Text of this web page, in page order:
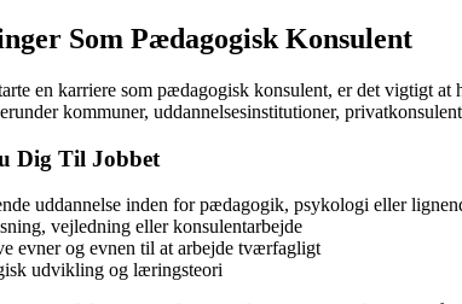
Som Pædagogisk Konsulent
en karriere som pædagogisk konsulent, er det vigtigt
kommuner, uddannelsesinstitutioner,
Dig Til Jobbet
uddannelse inden for pædagogik, psykologi eller
vejledning eller konsulentarbejde
evner og evnen til at arbejde tværfagligt
udvikling og læringsteori